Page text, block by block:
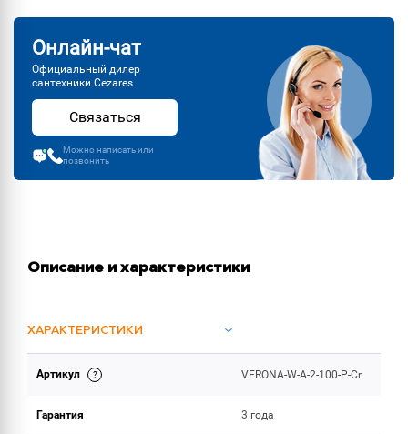
Онлайн-чат
Официальный дилер
сантехники Cezares
Связаться
Можно написать или
позвонить
Описание и характеристики
ХАРАКТЕРИСТИКИ
ОБЪЕМ ПОСТАВКИ
Артикул VERONA-W-A-2-100-P-Cr
Гарантия 3 года